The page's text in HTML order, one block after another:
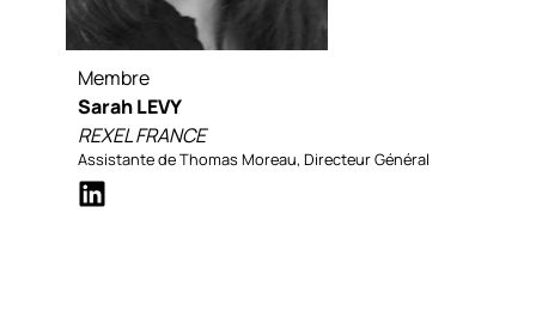
Membre
Sarah LEVY
REXEL FRANCE
Assistante de Thomas Moreau, Directeur Général